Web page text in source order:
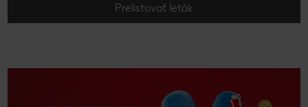
Prelistovať leták